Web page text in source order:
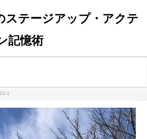
ステージアップ・アクテ
記憶術
1